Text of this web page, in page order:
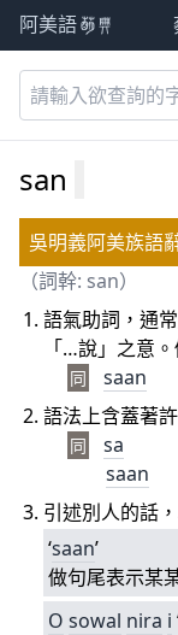
阿美語萌典
san
吳明義阿美族語
（詞幹: san）
語氣助詞，通
「…說」之意。
同
saan
語法上含蓋著
同
sa
saan
引述別人的話
‘saan’
做句尾表示某
O sowal nira i